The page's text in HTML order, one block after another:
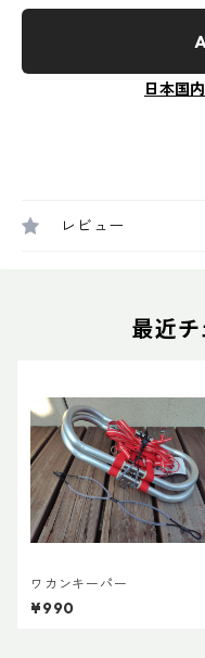
日本国
レビュー
最近チ
ワカンキーパー
¥990